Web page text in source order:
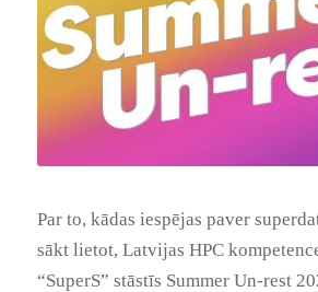
Par to, kādas iespējas paver
sākt lietot, Latvijas HPC
“SuperS” stāstīs Summer Un-rest